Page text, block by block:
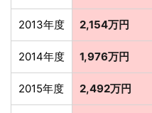
2013年度 2,154万円
2014年度 1,976万円
2015年度 2,492万円